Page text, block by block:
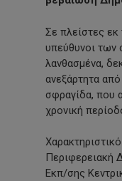
Σε πλείστες
υπεύθυνοι των
λανθασμένα,
ανεξάρτητα
σφραγίδα, που
χρονική
Περιφερειακή
Εκπ/σης